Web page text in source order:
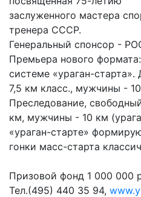
заслуженного мастера
тренера СССР.
Генеральный спонсор -
Премьера нового
системе «ураган-
7,5 км класс., мужчины -
Преследование,
км, мужчины - 10 км
«ураган-старте»
гонки масс-старта
Призовой фонд 1 000 000
Тел.(495) 440 35 94,